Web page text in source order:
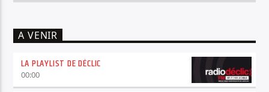
A VENIR
LA PLAYLIST DE DÉCLIC
00:00